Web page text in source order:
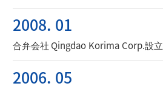
2008. 01
合弁会社 Qingdao Korima Corp.設立
2006. 05